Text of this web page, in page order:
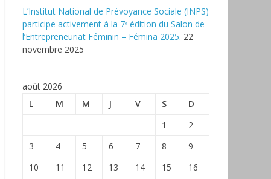
L’Institut National de Prévoyance Sociale (INPS)
participe activement à la 7ᵉ édition du Salon de
l’Entrepreneuriat Féminin – Fémina 2025. 22
novembre 2025
août 2026
L
M M J V S D
1
2
3
4 5 6 7 8
9
10
11 12 13 14 15
16